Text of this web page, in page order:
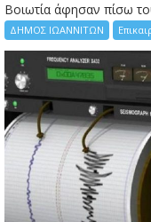
Bοιωτία άφησαν πίσω
ΔΗΜΟΣ ΙΩΑΝΝΙΤΩΝ